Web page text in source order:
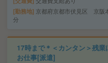
勤務地 京都府京都市伏見区 京阪
分
17時まで＊＜カンタン＞残
お仕事[派遣]